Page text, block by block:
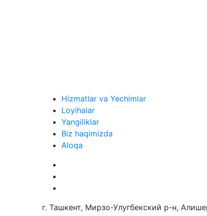
Hizmatlar va Yechimlar
Loyihalar
Yangiliklar
Biz haqimizda
Aloqa
г. Ташкент, Мирзо-Улугбекский р-н,